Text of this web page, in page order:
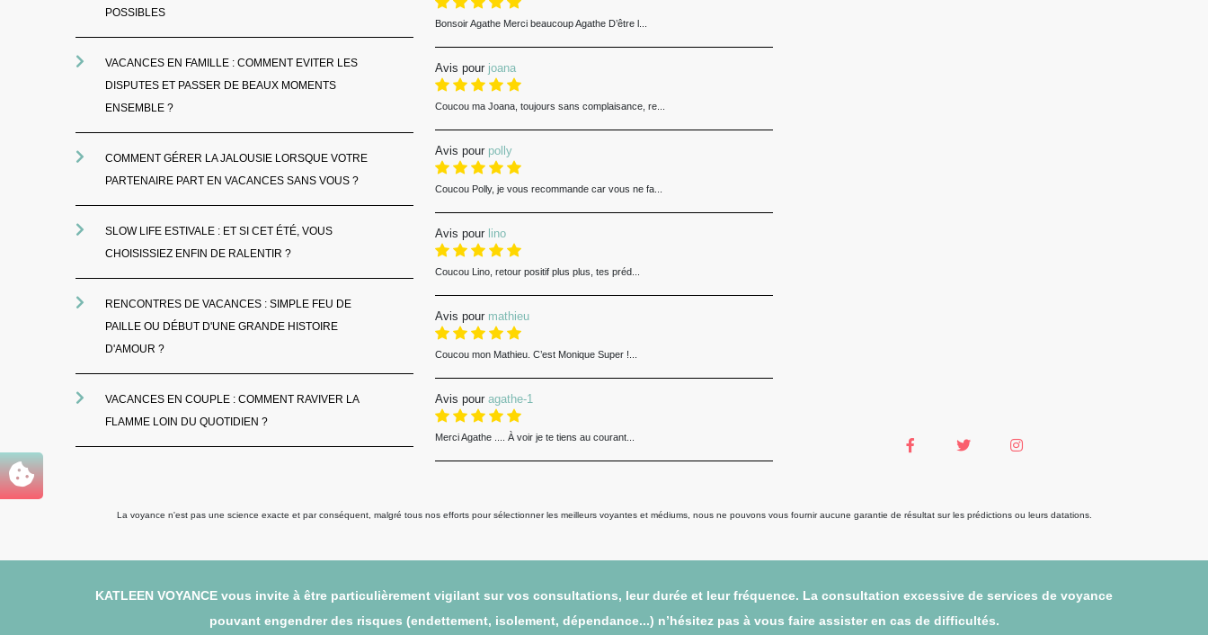
POSSIBLES
VACANCES EN FAMILLE : COMMENT EVITER LES
DISPUTES ET PASSER DE BEAUX MOMENTS
ENSEMBLE ?
COMMENT GÉRER LA JALOUSIE LORSQUE VOTRE
PARTENAIRE PART EN VACANCES SANS VOUS ?
SLOW LIFE ESTIVALE : ET SI CET ÉTÉ, VOUS
CHOISISSIEZ ENFIN DE RALENTIR ?
RENCONTRES DE VACANCES : SIMPLE FEU DE
PAILLE OU DÉBUT D'UNE GRANDE HISTOIRE
D'AMOUR ?
VACANCES EN COUPLE : COMMENT RAVIVER LA
FLAMME LOIN DU QUOTIDIEN ?
Bonsoir Agathe Merci beaucoup Agathe D’être l...
Avis pour joana
Coucou ma Joana, toujours sans complaisance, re...
Avis pour polly
Coucou Polly, je vous recommande car vous ne fa...
Avis pour lino
Coucou Lino, retour positif plus plus, tes préd...
Avis pour mathieu
Coucou mon Mathieu. C’est Monique Super !...
Avis pour agathe-1
Merci Agathe .... À voir je te tiens au courant...
La voyance n'est pas une science exacte et par conséquent, malgré tous nos efforts pour sélectionner les meilleurs voyantes et médiums, nous ne pouvons vous fournir aucune garantie de résultat sur les prédictions ou leurs datations.
KATLEEN VOYANCE vous invite à être particulièrement vigilant sur vos consultations, leur durée et leur fréquence. La consultation excessive de services de voyance
pouvant engendrer des risques (endettement, isolement, dépendance...) n’hésitez pas à vous faire assister en cas de difficultés.